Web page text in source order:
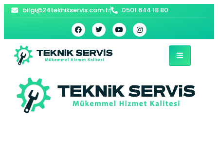
bilgi@24teknikservis.com.tr 0501 644 18 80